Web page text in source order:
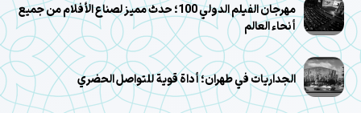
مهرجان الفيلم الدولي 100؛ حدث مميز لصناع الأفلام من جميع
أنحاء العالم
الجداريات في طهران؛ أداة قوية للتواصل الحضري